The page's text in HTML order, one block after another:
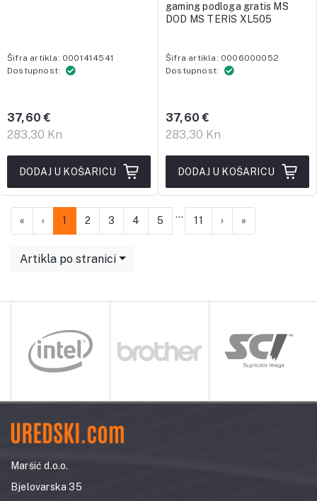
Šifra artikla: 0001414541
Dostupnost:
283,30 Kn
37,60 €
DODAJ U KOŠARICU
gaming podloga gratis MS
DOD MS TERIS XL505
Šifra artikla: 0006000052
Dostupnost:
283,30 Kn
37,60 €
DODAJ U KOŠARICU
«First‹ Previous
1 2 3 4 5
...
11 › Next
»
Artikla po stranici
Maršić d.o.o.
Bjelovarska 35